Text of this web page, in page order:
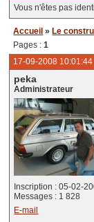
Vous n'êtes pas
Accueil » Le
Pages :1
17-09-2008 10:01:44
peka
Administrateur
Inscription : 05-02-
Messages : 1 828
E-mail